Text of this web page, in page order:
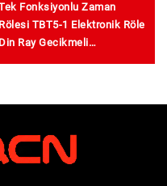
Fonksiyonlu Zaman
Rölesi TBT5-1 Elektronik Röle
Din Ray Gecikmeli